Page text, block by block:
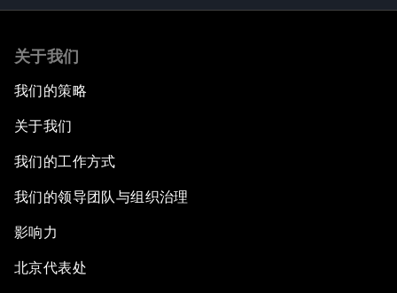
关于我们
我们的策略
关于我们
我们的工作方式
我们的领导团队与组织治理
影响力
北京代表处